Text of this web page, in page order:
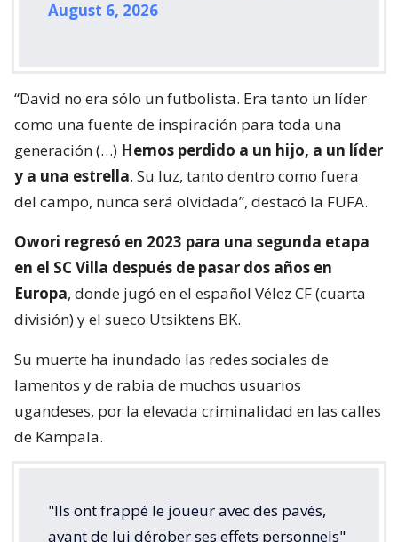
August 6, 2026
“David no era sólo un futbolista. Era tanto un líder
como una fuente de inspiración para toda una
generación (…) Hemos perdido a un hijo, a un líder
y a una estrella. Su luz, tanto dentro como fuera
del campo, nunca será olvidada”, destacó la FUFA.
Owori regresó en 2023 para una segunda etapa
en el SC Villa después de pasar dos años en
Europa, donde jugó en el español Vélez CF (cuarta
división) y el sueco Utsiktens BK.
Su muerte ha inundado las redes sociales de
lamentos y de rabia de muchos usuarios
ugandeses, por la elevada criminalidad en las calles
de Kampala.
"Ils ont frappé le joueur avec des pavés,
avant de lui dérober ses effets personnels"